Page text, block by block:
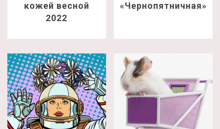
кожей весной
2022
«Чернопятничная»